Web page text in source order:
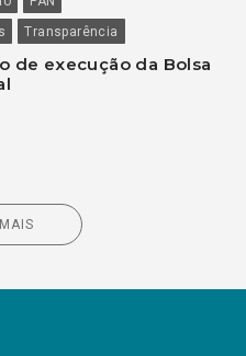
Transparência
de execução da Bolsa